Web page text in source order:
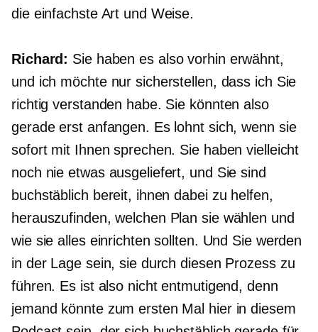
die einfachste Art und Weise.
Richard: Sie haben es also vorhin erwähnt,
und ich möchte nur sicherstellen, dass ich Sie
richtig verstanden habe. Sie könnten also
gerade erst anfangen. Es lohnt sich, wenn sie
sofort mit Ihnen sprechen. Sie haben vielleicht
noch nie etwas ausgeliefert, und Sie sind
buchstäblich bereit, ihnen dabei zu helfen,
herauszufinden, welchen Plan sie wählen und
wie sie alles einrichten sollten. Und Sie werden
in der Lage sein, sie durch diesen Prozess zu
führen. Es ist also nicht entmutigend, denn
jemand könnte zum ersten Mal hier in diesem